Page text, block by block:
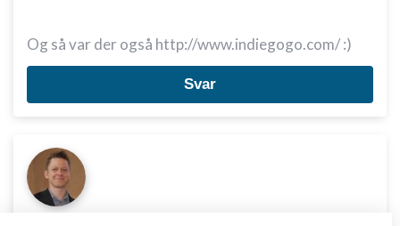
Og så var der også http://www.indiegogo.com/ :)
Svar